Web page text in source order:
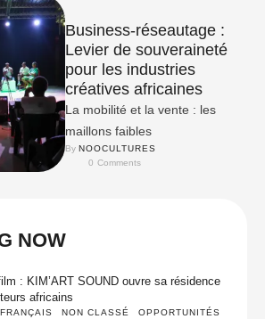
Business-réseautage :
Levier de souveraineté
pour les industries
créatives africaines
La mobilité et la vente : les
maillons faibles
By NOOCULTURES
0 Comments
NOW
: KIM’ART SOUND ouvre sa résidence
africains
FRANÇAIS NON CLASSÉ
OPPORTUNITÉS